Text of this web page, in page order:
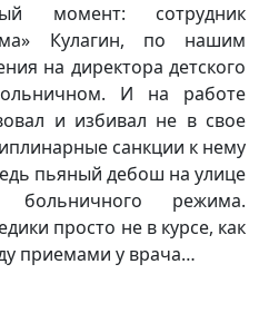
момент: сотрудник
Кулагин, по нашим
на директора детского
И на работе
и избивал не в свое
санкции к нему
пьяный дебош на улице
больничного режима.
просто не в курсе, как
приемами у врача…